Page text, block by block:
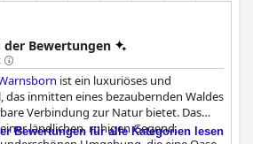
der Bewertungen
ist ein luxuriöses und
das inmitten eines bezaubernden Waldes
Verbindung zur Natur bietet. Das
ländlichen, ruhigen Gegend,
Bewertungen für alle Kategorien lesen